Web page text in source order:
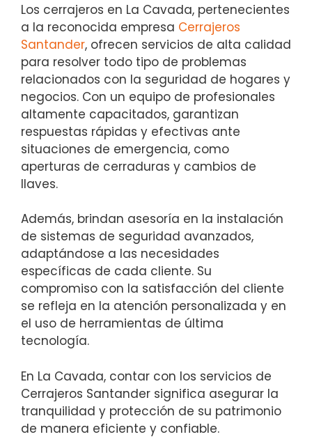
Los cerrajeros en La Cavada, pertenecientes
a la reconocida empresa Cerrajeros
Santander, ofrecen servicios de alta calidad
para resolver todo tipo de problemas
relacionados con la seguridad de hogares y
negocios. Con un equipo de profesionales
altamente capacitados, garantizan
respuestas rápidas y efectivas ante
situaciones de emergencia, como
aperturas de cerraduras y cambios de
llaves.
Además, brindan asesoría en la instalación
de sistemas de seguridad avanzados,
adaptándose a las necesidades
específicas de cada cliente. Su
compromiso con la satisfacción del cliente
se refleja en la atención personalizada y en
el uso de herramientas de última
tecnología.
En La Cavada, contar con los servicios de
Cerrajeros Santander significa asegurar la
tranquilidad y protección de su patrimonio
de manera eficiente y confiable.